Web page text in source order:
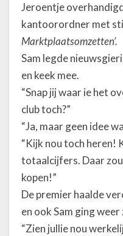
Jeroentje
kantoorordner met
Marktplaatsomzetten’.
Sam legde
en keek mee.
“Snap jij waar ie het
club toch?”
“Ja, maar geen idee
“Kijk nou toch heren!
totaalcijfers. Daar zou
kopen!”
De premier haalde
en ook Sam ging
“Zien jullie nou